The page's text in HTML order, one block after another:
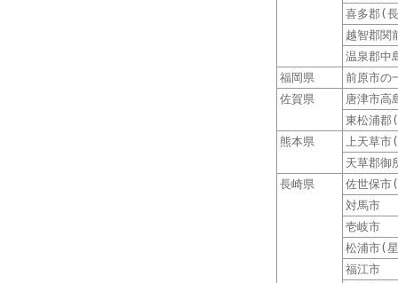
喜多郡(
越智郡関
温泉郡中
福岡県
前原市の
佐賀県
唐津市高
東松浦郡
熊本県
上天草市
天草郡御
長崎県
佐世保市
対馬市
壱岐市
松浦市(
福江市